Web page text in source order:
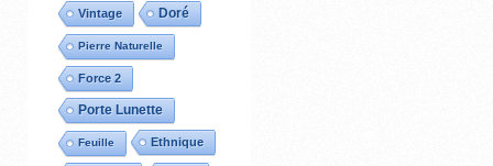
Vintage Doré
Pierre Naturelle
Force 2
Porte Lunette
Feuille Ethnique